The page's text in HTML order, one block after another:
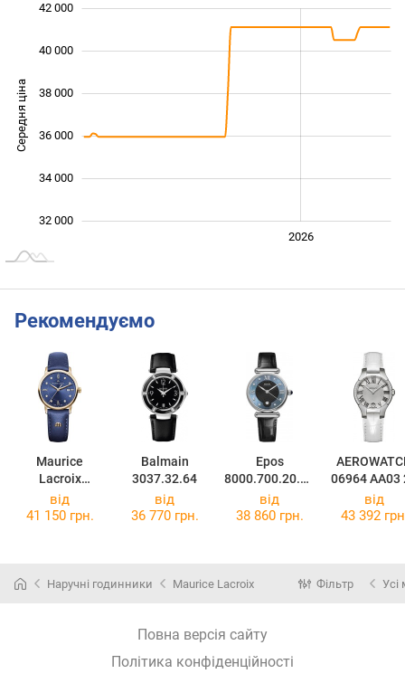
Середня ціна
32 000
34 000
36 000
38 000
40 000
42 000
2026
Рекомендуємо
Maurice
Lacroix
EL1094-
PVP01-450-1
Balmain
3037.32.64
Epos
8000.700.20.85
.15
06964 AA03
DIA
від
41 150 грн.
від
36 770 грн.
від
38 860 грн.
від
43 392
Наручні годинники Maurice Lacroix Фільтр Усі
Повна версія сайту
Політика конфіденційності